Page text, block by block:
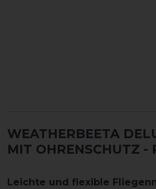
WEATHERBEETA
MIT OHRENSCHUTZ -
Leichte und flexible